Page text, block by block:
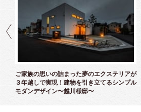
ご家族の思いの詰まった夢のエクステリアが
３年越しで実現！建物を引き立てるシンプル
モダンデザイン〜越川様邸〜